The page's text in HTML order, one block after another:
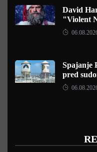
David
"Violent
Spajanje
pred